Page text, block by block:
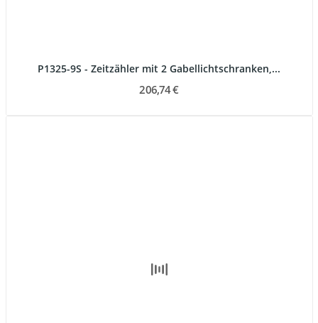
P1325-9S - Zeitzähler mit 2 Gabellichtschranken,...
206,74 €